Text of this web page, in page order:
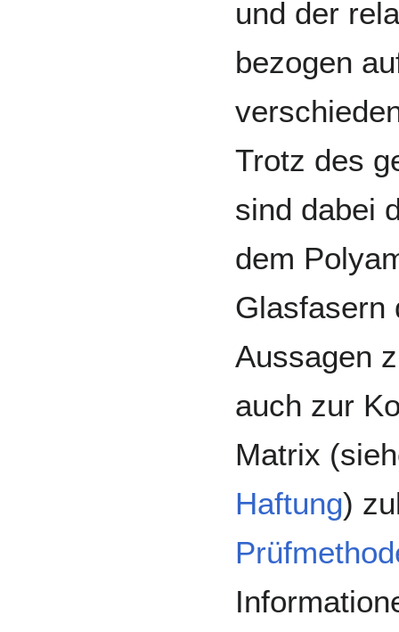
und der
bezogen
Trotz des
sind dabei
dem
Glasfasern
Aussagen
auch zur
Matrix
Haftung)